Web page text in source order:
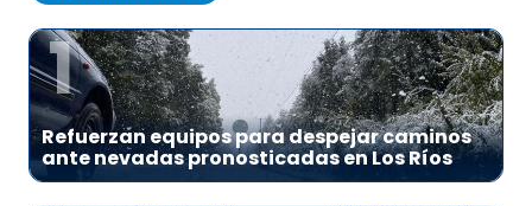
1
Refuerzan equipos para despejar caminos
ante nevadas pronosticadas en Los Ríos